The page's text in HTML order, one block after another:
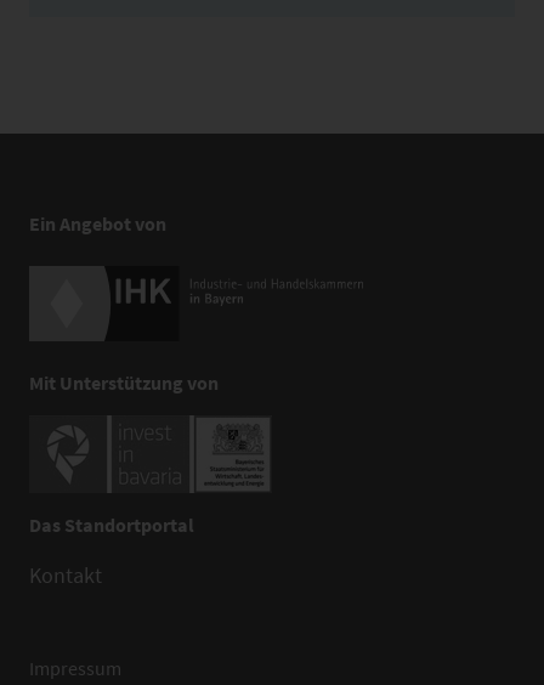
Ein Angebot von
Mit Unterstützung von
Das Standortportal
Kontakt
Impressum